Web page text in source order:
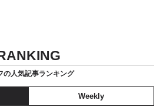
の人気記事ランキング
Weekly